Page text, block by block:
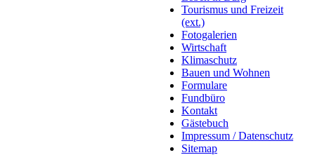
Tourismus und Freizeit
(ext.)
Fotogalerien
Wirtschaft
Klimaschutz
Bauen und Wohnen
Formulare
Fundbüro
Kontakt
Gästebuch
Impressum / Datenschutz
Sitemap